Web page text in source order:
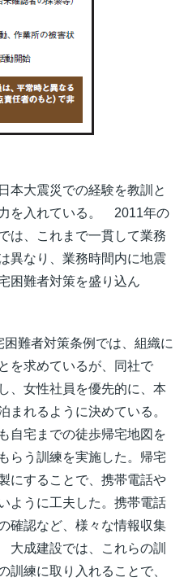
本大震災での経験を教訓と
を入れている。 2011年の
は、これまで一貫して業務
異なり、業務時間内に地震
困難者対策を盛り込ん
難者対策条例では、組織に
を求めているが、同社で
、女性社員を優先的に、本
まれるように決めている。
自宅までの徒歩帰宅地図を
らう訓練を実施した。帰宅
にすることで、携帯電話や
ように工夫した。携帯電話
確認など、様々な情報収集
成建設では、これらの訓
訓練に取り入れることで、